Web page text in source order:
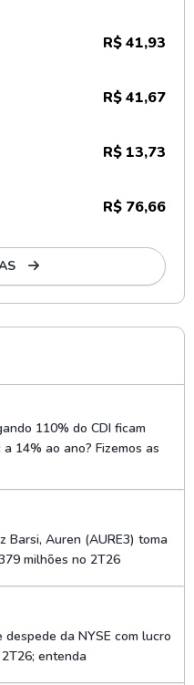
R$ 41,93
R$ 41,67
R$ 13,73
R$ 76,66
110% do CDI ficam
14% ao ano? Fizemos as
Barsi, Auren (AURE3) toma
milhões no 2T26
despede da NYSE com lucro
entenda